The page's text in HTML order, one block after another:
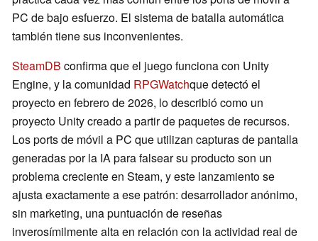
PC de bajo esfuerzo. El sistema de batalla automática
también tiene sus inconvenientes.
SteamDB confirma que el juego funciona con Unity
Engine, y la comunidad RPGWatchque detectó el
proyecto en febrero de 2026, lo describió como un
proyecto Unity creado a partir de paquetes de recursos.
Los ports de móvil a PC que utilizan capturas de pantalla
generadas por la IA para falsear su producto son un
problema creciente en Steam, y este lanzamiento se
ajusta exactamente a ese patrón: desarrollador anónimo,
sin marketing, una puntuación de reseñas
inverosímilmente alta en relación con la actividad real de